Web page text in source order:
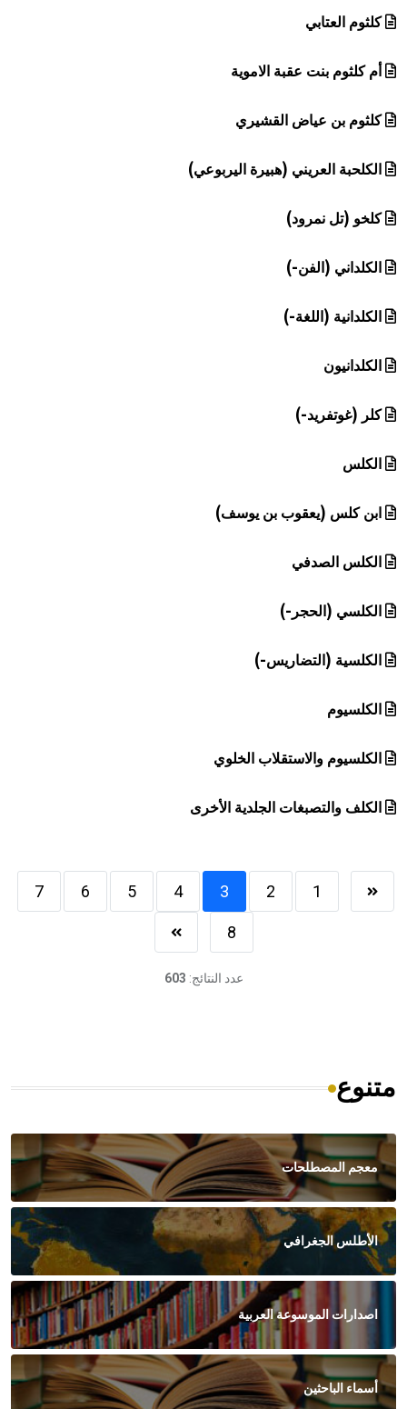
كلثوم العتابي
أم كلثوم بنت عقبة الاموية
كلثوم بن عياض القشيري
الكلحبة العريني (هبيرة اليربوعي)
كلخو (تل نمرود)
الكلداني (الفن-)
الكلدانية (اللغة-)
الكلدانيون
كلر (غوتفريد-)
الكلس
ابن كلس (يعقوب بن يوسف)
الكلس الصدفي
الكلسي (الحجر-)
الكلسية (التضاريس-)
الكلسيوم
الكلسيوم والاستقلاب الخلوي
الكلف والتصبغات الجلدية الأخرى
1
2
3
4
5
6
7
8
عدد النتائج: 603
متنوع
معجم المصطلحات
الأطلس الجغرافي
اصدارات الموسوعة العربية
أسماء الباحثين